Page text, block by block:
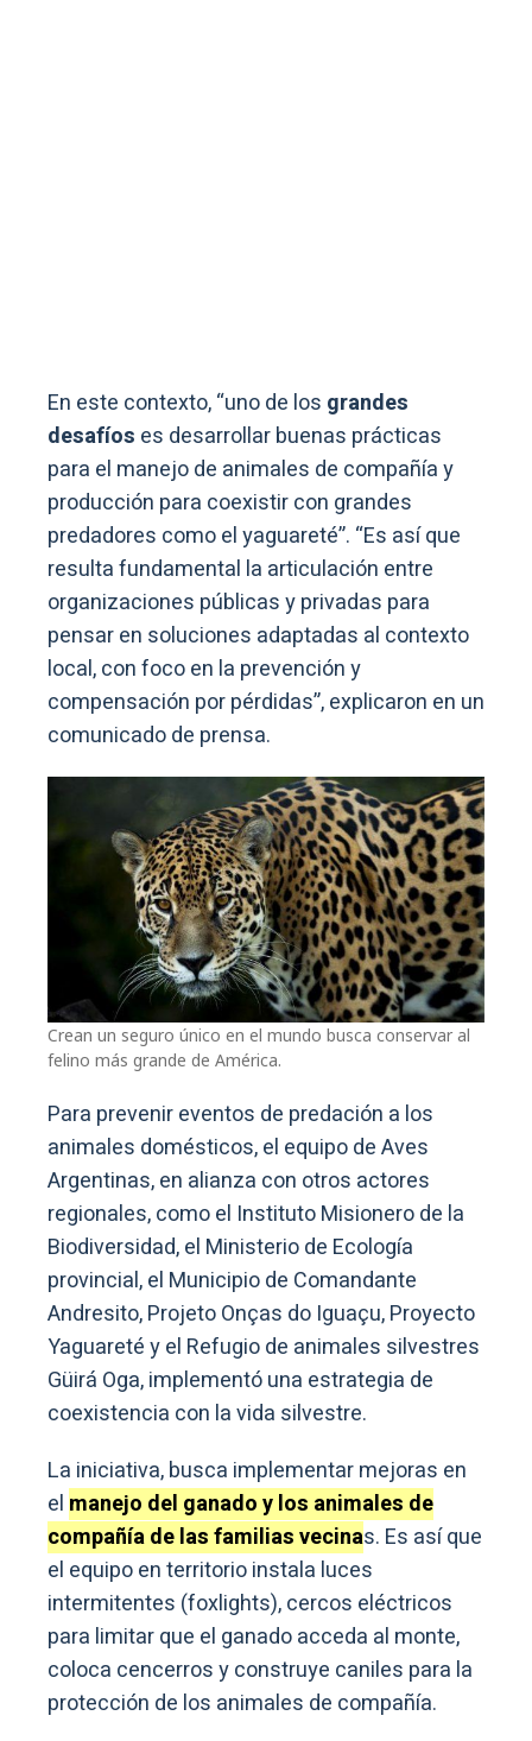
En este contexto, “uno de los grandes
desafíos es desarrollar buenas prácticas
para el manejo de animales de compañía y
producción para coexistir con grandes
predadores como el yaguareté”. “Es así que
resulta fundamental la articulación entre
organizaciones públicas y privadas para
pensar en soluciones adaptadas al contexto
local, con foco en la prevención y
compensación por pérdidas”, explicaron en un
comunicado de prensa.
Crean un seguro único en el mundo busca conservar al
felino más grande de América.
Para prevenir eventos de predación a los
animales domésticos, el equipo de Aves
Argentinas, en alianza con otros actores
regionales, como el Instituto Misionero de la
Biodiversidad, el Ministerio de Ecología
provincial, el Municipio de Comandante
Andresito, Projeto Onças do Iguaçu, Proyecto
Yaguareté y el Refugio de animales silvestres
Güirá Oga, implementó una estrategia de
coexistencia con la vida silvestre.
La iniciativa, busca implementar mejoras en
el manejo del ganado y los animales de
compañía de las familias vecinas. Es así que
el equipo en territorio instala luces
intermitentes (foxlights), cercos eléctricos
para limitar que el ganado acceda al monte,
coloca cencerros y construye caniles para la
protección de los animales de compañía.